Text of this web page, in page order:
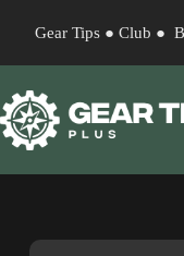
Gear Tips● Club ●